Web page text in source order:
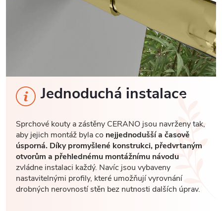
Jednoduchá instalace
Sprchové kouty a zástěny CERANO jsou navrženy tak,
aby jejich montáž byla co nejjednodušší a časově
úsporná. Díky promyšlené konstrukci, předvrtaným
otvorům a přehlednému montážnímu návodu
zvládne instalaci každý. Navíc jsou vybaveny
nastavitelnými profily, které umožňují vyrovnání
drobných nerovností stěn bez nutnosti dalších úprav.